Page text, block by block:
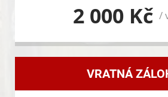
2 000 Kč /
VRATNÁ